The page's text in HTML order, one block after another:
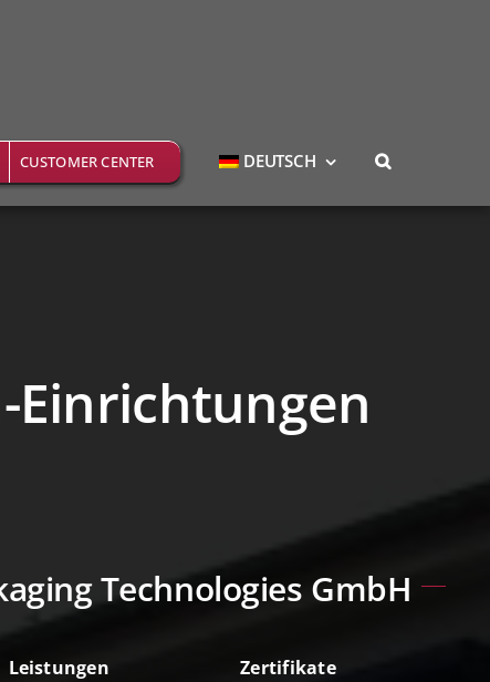
CUSTOMER CENTER DEUTSCH
-Einrichtungen
Technologies GmbH
Leistungen Zertifikate